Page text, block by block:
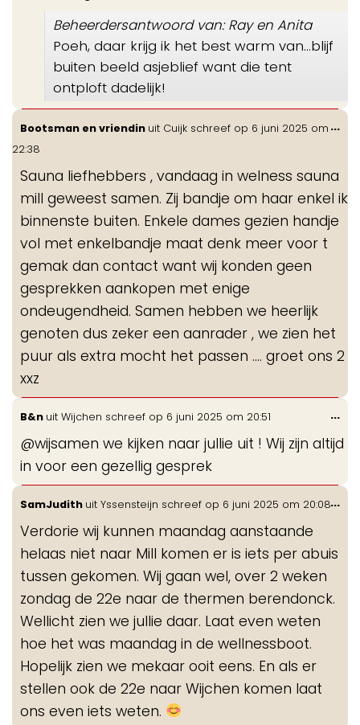
Beheerdersantwoord van: Ray en Anita
Poeh, daar krijg ik het best warm van...blijf
buiten beeld asjeblief want die tent
ontploft dadelijk!
Bootsman en vriendin uit Cuijk schreef op 6 juni 2025 om
22:38
Sauna liefhebbers , vandaag in welness sauna
mill geweest samen. Zij bandje om haar enkel ik
binnenste buiten. Enkele dames gezien handje
vol met enkelbandje maat denk meer voor t
gemak dan contact want wij konden geen
gesprekken aankopen met enige
ondeugendheid. Samen hebben we heerlijk
genoten dus zeker een aanrader , we zien het
puur als extra mocht het passen .... groet ons 2
xxz
...
B&n uit Wijchen schreef op 6 juni 2025 om 20:51
@wijsamen we kijken naar jullie uit ! Wij zijn altijd
in voor een gezellig gesprek
...
SamJudith uit Yssensteijn schreef op 6 juni 2025 om 20:08
Verdorie wij kunnen maandag aanstaande
helaas niet naar Mill komen er is iets per abuis
tussen gekomen. Wij gaan wel, over 2 weken
zondag de 22e naar de thermen berendonck.
Wellicht zien we jullie daar. Laat even weten
hoe het was maandag in de wellnessboot.
Hopelijk zien we mekaar ooit eens. En als er
stellen ook de 22e naar Wijchen komen laat
ons even iets weten.
...